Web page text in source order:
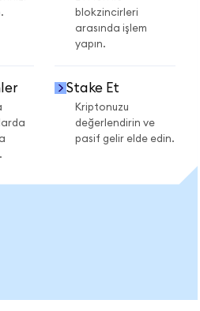
blokzincirleri
arasında işlem
yapın.
Stake Et
Kriptonuzu
değerlendirin ve
pasif gelir elde edin.